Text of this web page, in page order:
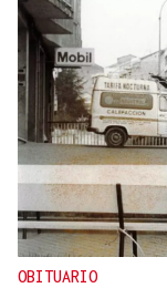
OBITUARIO